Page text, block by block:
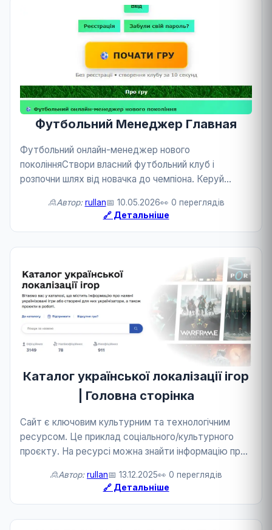
Футбольний Менеджер Главная
Футбольний онлайн-менеджер нового
поколінняСтвори власний футбольний клуб і
розпочни шлях від новачка до чемпіона. Керуй
трансферах та підбирай тактику під кожного
суперника.🌍 Змагайся з тисячами р...
🙎Автор: rullan📅 10.05.2026👀 0 переглядів
🔗 Детальніше
Каталог української локалізації ігор
| Головна сторінка
Сайт є ключовим культурним та технологічним
ресурсом. Це приклад соціального/культурного
проєкту. На ресурсі можна знайти інформацію про
технологій.🙎Автор: rullan📅 13.12.2025👀 0 переглядів
🔗 Детальніше